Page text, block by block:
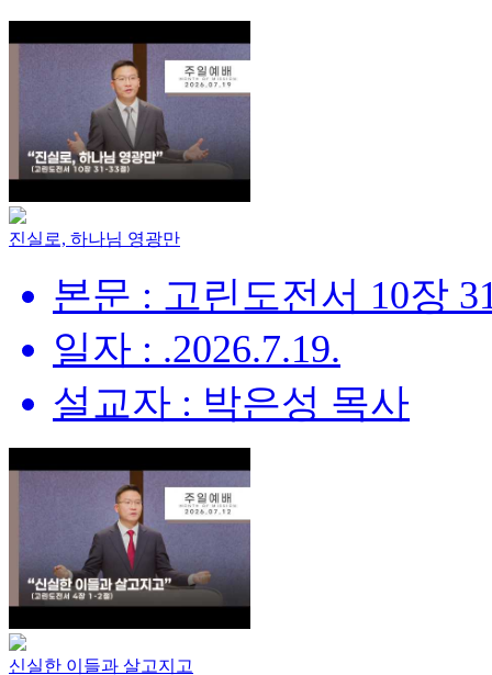
진실로, 하나님 영광만
본문 : 고린도전서 10장
일자 : .2026.7.19.
설교자 : 박은성 목사
신실한 이들과 살고지고